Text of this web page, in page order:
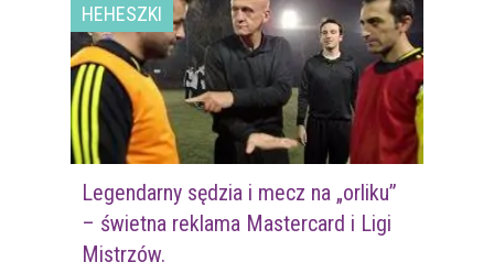
HEHESZKI
Legendarny sędzia i mecz na „orliku”
– świetna reklama Mastercard i Ligi
Mistrzów.